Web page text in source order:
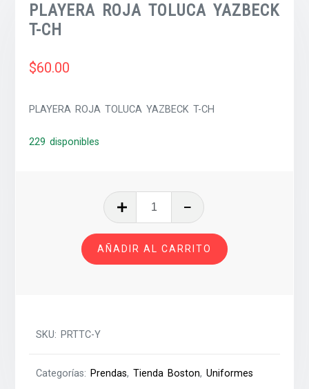
PLAYERA ROJA TOLUCA YAZBECK
T-CH
$60.00
PLAYERA ROJA TOLUCA YAZBECK T-CH
229 disponibles
PLAYERA
TOLUCA
YAZBECK
T-
AÑADIR AL CARRITO
SKU: PRTTC-Y
Categorías: Prendas,Tienda Boston,Uniformes